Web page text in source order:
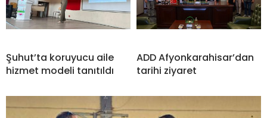
Şuhut’ta koruyucu aile
hizmet modeli tanıtıldı
ADD Afyonkarahisar’dan
tarihi ziyaret